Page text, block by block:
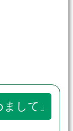
て」